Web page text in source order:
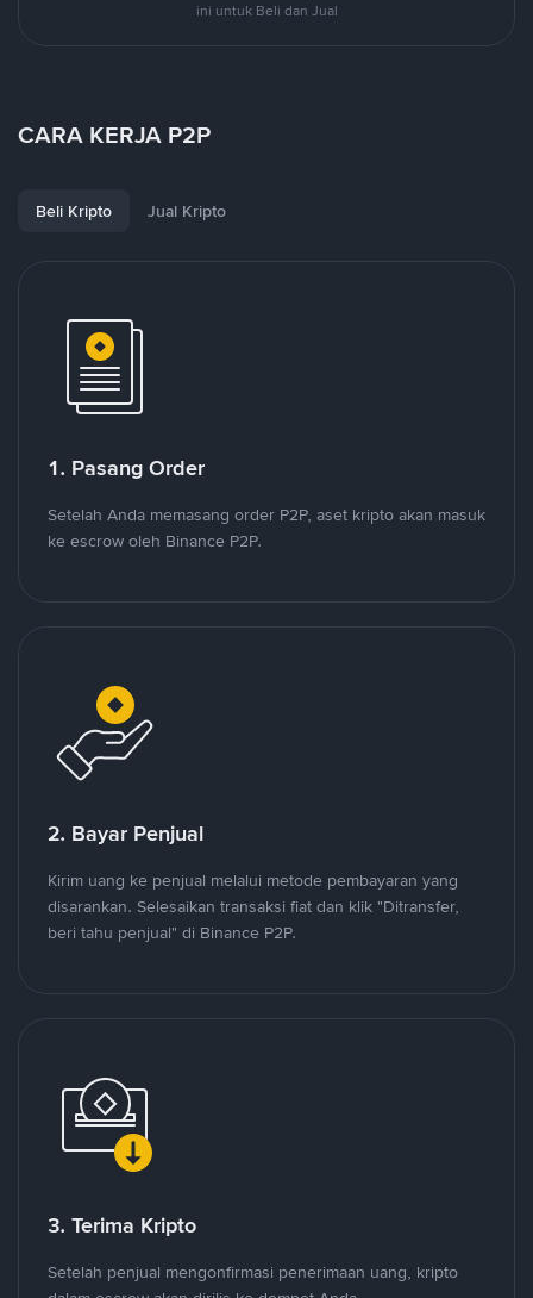
ini untuk Beli dan Jual
CARA KERJA P2P
Beli Kripto Jual Kripto
1. Pasang Order
Setelah Anda memasang order P2P, aset kripto akan masuk
ke escrow oleh Binance P2P.
2. Bayar Penjual
Kirim uang ke penjual melalui metode pembayaran yang
disarankan. Selesaikan transaksi fiat dan klik "Ditransfer,
beri tahu penjual" di Binance P2P.
3. Terima Kripto
Setelah penjual mengonfirmasi penerimaan uang, kripto